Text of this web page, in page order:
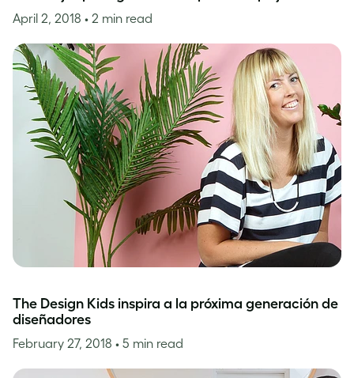
April 2, 2018 • 2 min read
The Design Kids inspira a la próxima generación de
diseñadores
February 27, 2018 • 5 min read